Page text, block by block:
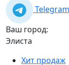
Telegram
Ваш город:
Элиста
Хит продаж